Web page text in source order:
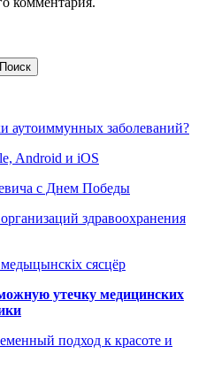
аутоиммунных заболеваний?
Android и iOS
с Днем Победы
здравоохранения
сясцёр
утечку медицинских
подход к красоте и